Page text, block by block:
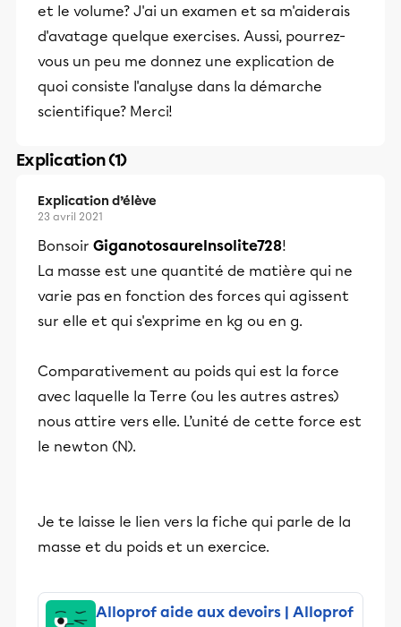
et le volume? J'ai un examen et sa m'aiderais
d'avatage quelque exercises. Aussi, pourrez-
vous un peu me donnez une explication de
quoi consiste l'analyse dans la démarche
scientifique? Merci!
Explication (1)
Explication d’élève
23 avril 2021
Bonsoir GiganotosaureInsolite728!
La masse est une quantité de matière qui ne
varie pas en fonction des forces qui agissent
sur elle et qui s'exprime en kg ou en g.
Comparativement au poids qui est la force
avec laquelle la Terre (ou les autres astres)
nous attire vers elle. L’unité de cette force est
le newton (N).
Je te laisse le lien vers la fiche qui parle de la
masse et du poids et un exercice.
Alloprof aide aux devoirs | Alloprof